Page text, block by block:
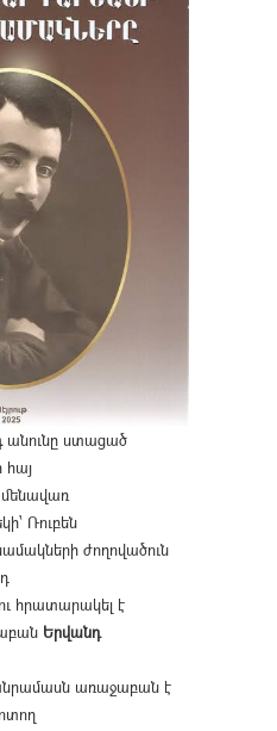
անունը ստացած
հայ
Ռուբեն
ժողովածուն
հրատարակել է
Երվանդ
առաջաբան է